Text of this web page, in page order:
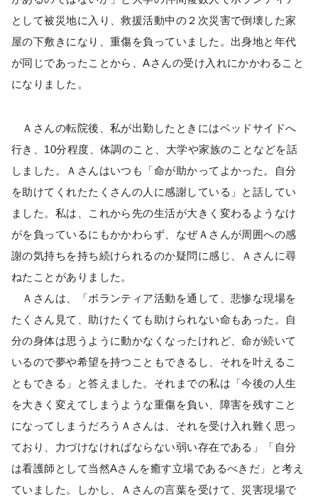
として被災地に入り、救援活動中の２次災害で倒壊した家
屋の下敷きになり、重傷を負っていました。出身地と年代
が同じであったことから、Aさんの受け入れにかかわること
になりました。
Ａさんの転院後、私が出勤したときにはベッドサイドへ
行き、10分程度、体調のこと、大学や家族のことなどを話
しました。Ａさんはいつも「命が助かってよかった。自分
を助けてくれたたくさんの人に感謝している」と話してい
ました。私は、これから先の生活が大きく変わるようなけ
がを負っているにもかかわらず、なぜＡさんが周囲への感
謝の気持ちを持ち続けられるのか疑問に感じ、Ａさんに尋
ねたことがありました。
Ａさんは、「ボランティア活動を通して、悲惨な現場を
たくさん見て、助けたくても助けられない命もあった。自
分の身体は思うように動かなくなったけれど、命が続いて
いるので夢や希望を持つこともできるし、それを叶えるこ
ともできる」と答えました。それまでの私は「今後の人生
を大きく変えてしまうような重傷を負い、障害を残すこと
になってしまうだろうＡさんは、それを受け入れ難く思っ
ており、力づけなければならない弱い存在である」「自分
は看護師として当然Aさんを癒す立場であるべきだ」と考え
ていました。しかし、Ａさんの言葉を受けて、災害現場で